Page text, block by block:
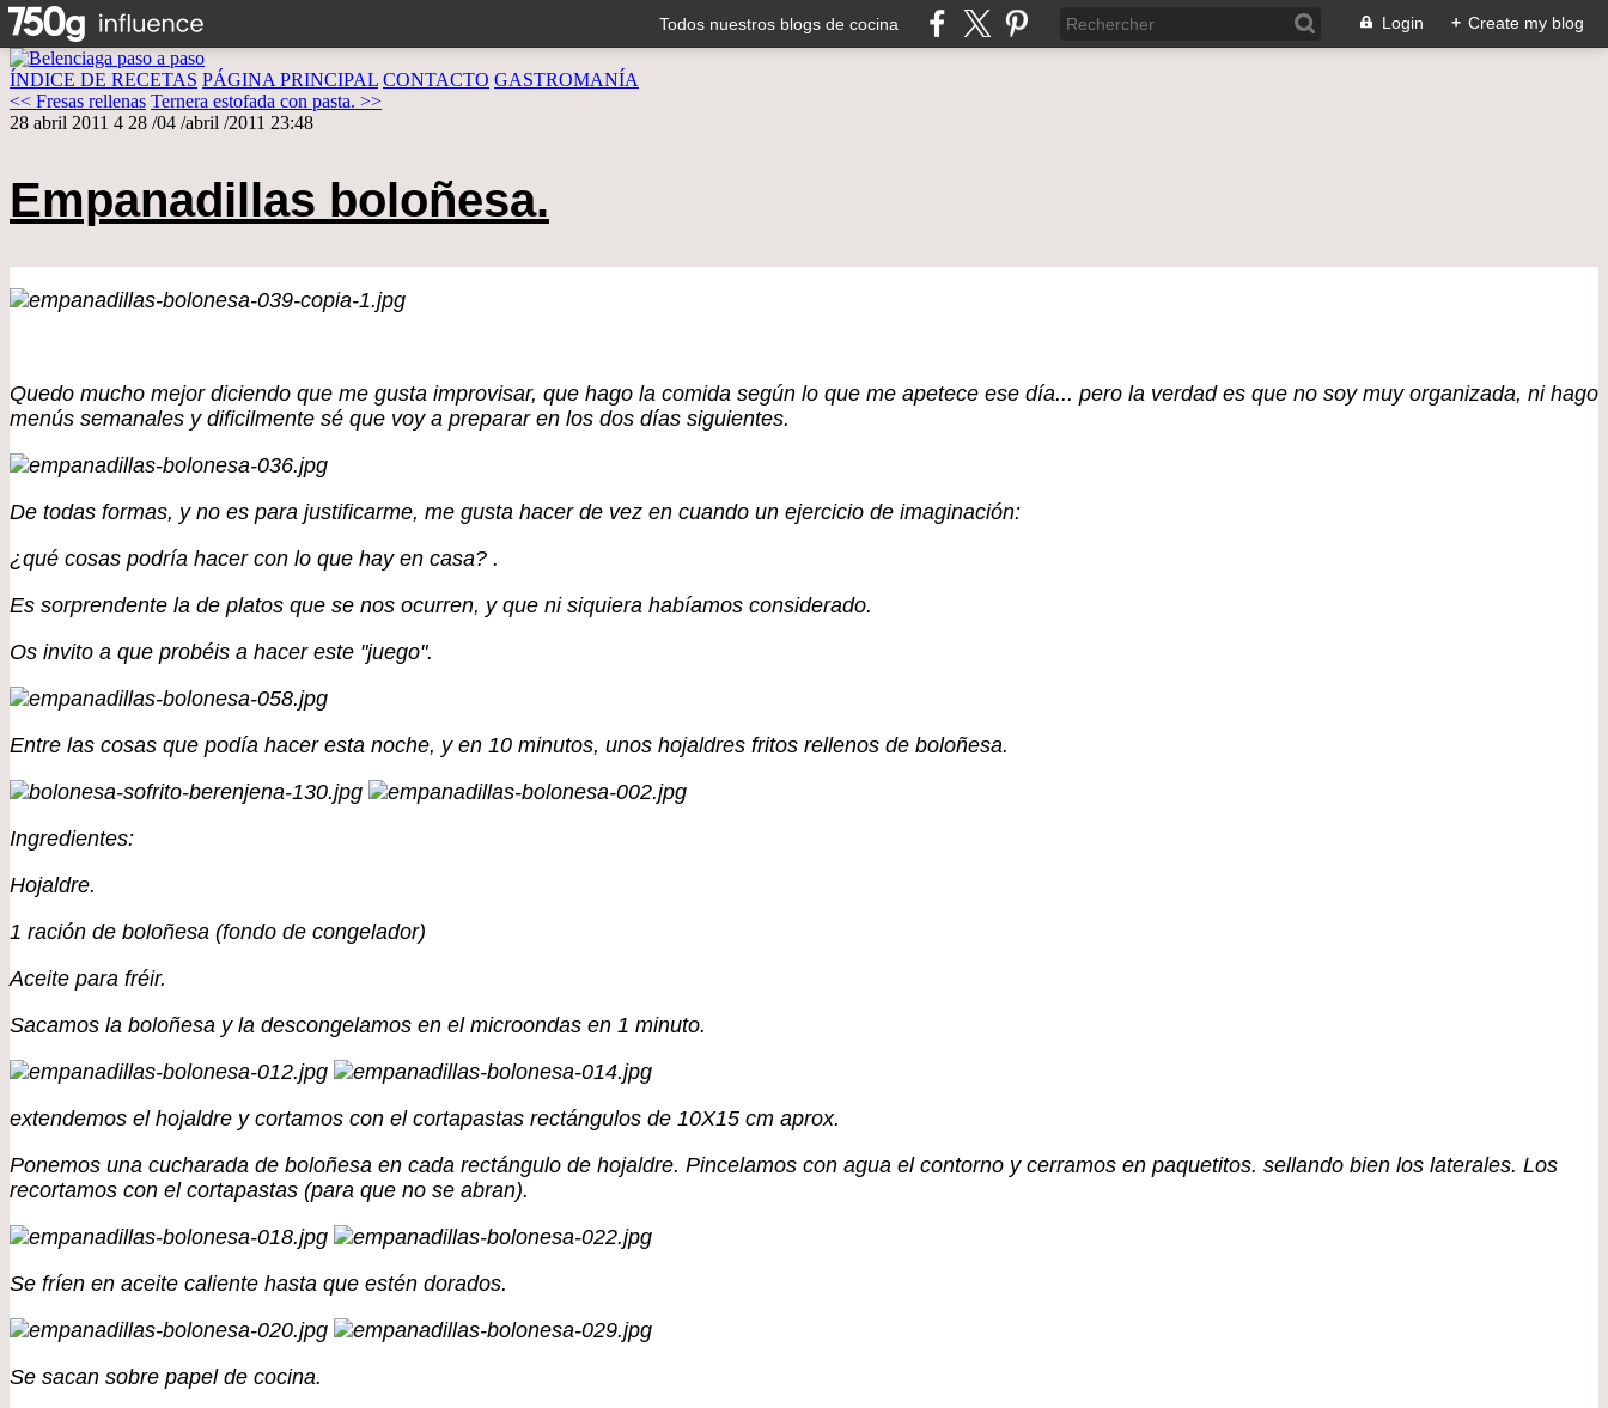
Todos nuestros blogs de cocina Login + Create my blog
ÍNDICE DE RECETAS PÁGINA PRINCIPAL CONTACTO GASTROMANÍA
<< Fresas rellenas Ternera estofada con pasta. >>
28 abril 2011 4 28 /04 /abril /2011 23:48
Empanadillas boloñesa.
Quedo mucho mejor diciendo que me gusta improvisar, que hago la comida según lo que me apetece ese día... pero la verdad es que no soy muy organizada, ni hago
menús semanales y dificilmente sé que voy a preparar en los dos días siguientes.
De todas formas, y no es para justificarme, me gusta hacer de vez en cuando un ejercicio de imaginación:
¿qué cosas podría hacer con lo que hay en casa? .
Es sorprendente la de platos que se nos ocurren, y que ni siquiera habíamos considerado.
Os invito a que probéis a hacer este "juego".
Entre las cosas que podía hacer esta noche, y en 10 minutos, unos hojaldres fritos rellenos de boloñesa.
Ingredientes:
Hojaldre.
1 ración de boloñesa (fondo de congelador)
Aceite para fréir.
Sacamos la boloñesa y la descongelamos en el microondas en 1 minuto.
extendemos el hojaldre y cortamos con el cortapastas rectángulos de 10X15 cm aprox.
Ponemos una cucharada de boloñesa en cada rectángulo de hojaldre. Pincelamos con agua el contorno y cerramos en paquetitos. sellando bien los laterales. Los
recortamos con el cortapastas (para que no se abran).
Se fríen en aceite caliente hasta que estén dorados.
Se sacan sobre papel de cocina.